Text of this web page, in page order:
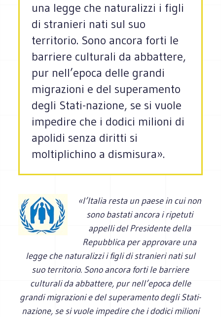
una legge che naturalizzi i figli
di stranieri nati sul suo
territorio. Sono ancora forti le
barriere culturali da abbattere,
pur nell’epoca delle grandi
migrazioni e del superamento
degli Stati-nazione, se si vuole
impedire che i dodici milioni di
apolidi senza diritti si
moltiplichino a dismisura».
«l’Italia resta un paese in cui non
sono bastati ancora i ripetuti
appelli del Presidente della
Repubblica per approvare una
legge che naturalizzi i figli di stranieri nati sul
suo territorio. Sono ancora forti le barriere
culturali da abbattere, pur nell’epoca delle
grandi migrazioni e del superamento degli Stati-
nazione, se si vuole impedire che i dodici milioni